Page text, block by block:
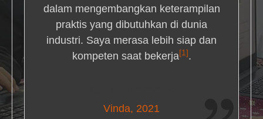
dalam mengembangkan keterampilan
praktis yang dibutuhkan di dunia
industri. Saya merasa lebih siap dan
kompeten saat bekerja[1] .
Vinda, 2021